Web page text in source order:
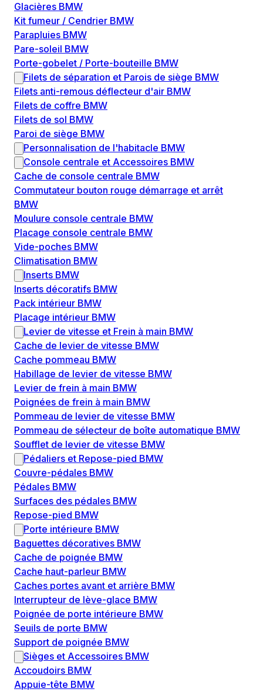
Glacières BMW
Kit fumeur / Cendrier BMW
Parapluies BMW
Pare-soleil BMW
Porte-gobelet / Porte-bouteille BMW
Filets de séparation et Parois de siège BMW
Filets anti-remous déflecteur d'air BMW
Filets de coffre BMW
Filets de sol BMW
Paroi de siège BMW
Personnalisation de l'habitacle BMW
Console centrale et Accessoires BMW
Cache de console centrale BMW
Commutateur bouton rouge démarrage et arrêt
BMW
Moulure console centrale BMW
Placage console centrale BMW
Vide-poches BMW
Climatisation BMW
Inserts BMW
Inserts décoratifs BMW
Pack intérieur BMW
Placage intérieur BMW
Levier de vitesse et Frein à main BMW
Cache de levier de vitesse BMW
Cache pommeau BMW
Habillage de levier de vitesse BMW
Levier de frein à main BMW
Poignées de frein à main BMW
Pommeau de levier de vitesse BMW
Pommeau de sélecteur de boîte automatique BMW
Soufflet de levier de vitesse BMW
Pédaliers et Repose-pied BMW
Couvre-pédales BMW
Pédales BMW
Surfaces des pédales BMW
Repose-pied BMW
Porte intérieure BMW
Baguettes décoratives BMW
Cache de poignée BMW
Cache haut-parleur BMW
Caches portes avant et arrière BMW
Interrupteur de lève-glace BMW
Poignée de porte intérieure BMW
Seuils de porte BMW
Support de poignée BMW
Sièges et Accessoires BMW
Accoudoirs BMW
Appuie-tête BMW